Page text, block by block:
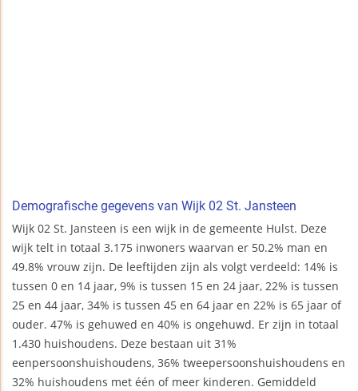
Demografische gegevens van Wijk 02 St. Jansteen
Wijk 02 St. Jansteen is een wijk in de gemeente Hulst. Deze
wijk telt in totaal 3.175 inwoners waarvan er 50.2% man en
49.8% vrouw zijn. De leeftijden zijn als volgt verdeeld: 14% is
tussen 0 en 14 jaar, 9% is tussen 15 en 24 jaar, 22% is tussen
25 en 44 jaar, 34% is tussen 45 en 64 jaar en 22% is 65 jaar of
ouder. 47% is gehuwed en 40% is ongehuwd. Er zijn in totaal
1.430 huishoudens. Deze bestaan uit 31%
eenpersoonshuishoudens, 36% tweepersoonshuishoudens en
32% huishoudens met één of meer kinderen. Gemiddeld